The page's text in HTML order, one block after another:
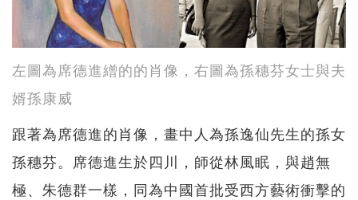
左圖為席德進繒的的肖像，右圖為孫穗芬女士與夫
婿孫康威
跟著為席德進的肖像，畫中人為孫逸仙先生的孫女
孫穗芬。席德進生於四川，師從林風眠，與趙無
極、朱德群一樣，同為中國首批受西方藝術衝擊的